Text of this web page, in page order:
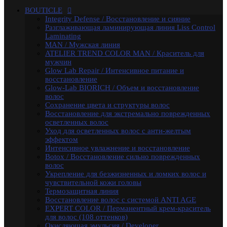
осветленных волос
Уход для осветленных волос с анти-желтым
эффектом
Интенсивное увлажнение и восстановление
Botox / Восстановление сильно поврежденных волос
Укрепление для безжизненных и ломких волос и
чувствительной кожи головы
Термозащитная линия
Воcстановление волос с системой ANTI AGE
EXPERT COLOR / Перманентный крем-краситель
для волос (108 оттенков)
Окисляющая эмульсия / Developer
Atelier Color Integrative / Полуперманентный
краситель для тонирования волос (41 оттенок)
Bleacher Powder / Обесцвечивающие средства для
волос
Artistic Style / Средства для стайлинга
Аксессуары
Karseell
MACA / Уход за волосами
ARGAN
Стайлинг
Обесцвечивание
Специальный уход
KEBREN
Окрашивание и уход
BOUTICLE
Integrity Defense / Восстановление и сияние
Разглаживающая ламинирующая линия Liss Control
Laminating
MAN / Мужская линия
ATELIER TREND COLOR MAN / Краситель для
мужчин
Glow Lab Repair / Интенсивное питание и
восстановление
Glow-Lab BIORICH / Объем и восстановление
волос
Сохранение цвета и структуры волос
Восстановление для экстремально поврежденных
осветленных волос
Уход для осветленных волос с анти-желтым
эффектом
Интенсивное увлажнение и восстановление
Botox / Восстановление сильно поврежденных
волос
Укрепление для безжизненных и ломких волос и
чувствительной кожи головы
Термозащитная линия
Воcстановление волос с системой ANTI AGE
EXPERT COLOR / Перманентный крем-краситель
для волос (108 оттенков)